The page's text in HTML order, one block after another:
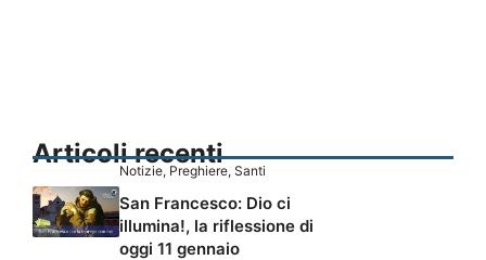
Articoli recenti
Notizie, Preghiere, Santi
San Francesco: Dio ci
illumina!, la riflessione di
oggi 11 gennaio